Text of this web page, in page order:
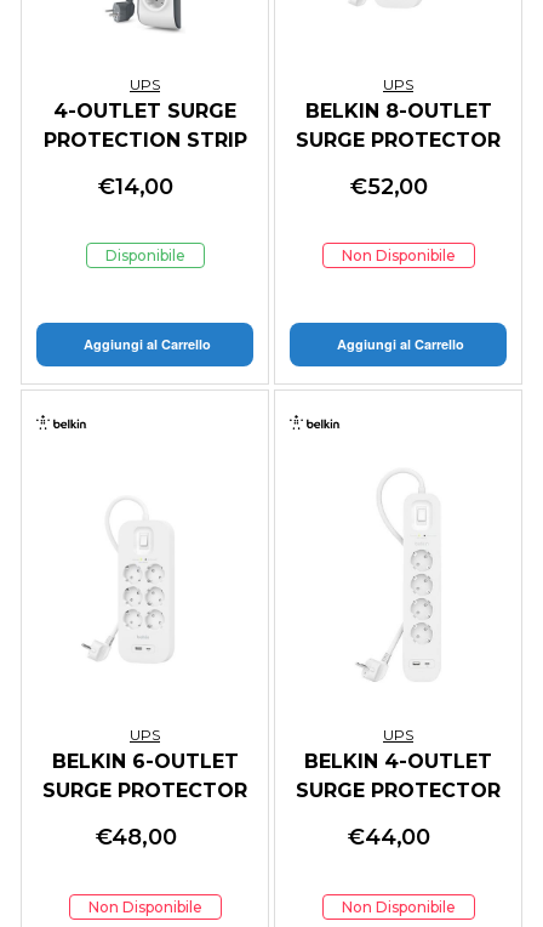
UPS
4-OUTLET SURGE
PROTECTION STRIP
CORD
€14,00
Disponibile
Aggiungi al Carrello
UPS
BELKIN 8-OUTLET
SURGE PROTECTOR
€52,00
Non Disponibile
Aggiungi al Carrello
UPS
BELKIN 6-OUTLET
SURGE PROTECTOR
€48,00
Non Disponibile
UPS
BELKIN 4-OUTLET
SURGE PROTECTOR
€44,00
Non Disponibile